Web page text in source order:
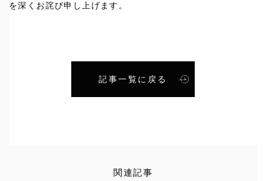
を深くお詫び申し上げます。
記事一覧に戻る
関連記事